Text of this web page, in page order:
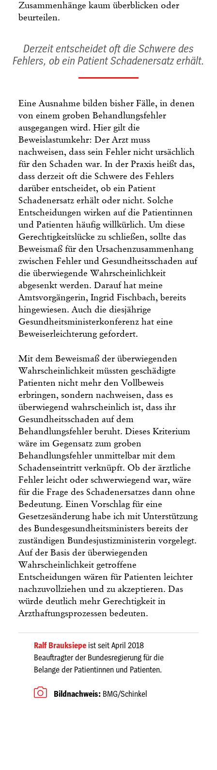
Zusammenhänge kaum überblicken oder
beurteilen.
Derzeit entscheidet oft die Schwere des
Fehlers, ob ein Patient Schadenersatz erhält.
Eine Ausnahme bilden bisher Fälle, in denen
von einem groben Behandlungsfehler
ausgegangen wird. Hier gilt die
Beweislastumkehr: Der Arzt muss
nachweisen, dass sein Fehler nicht ursächlich
für den Schaden war. In der Praxis heißt das,
dass derzeit oft die Schwere des Fehlers
darüber entscheidet, ob ein Patient
Schadenersatz erhält oder nicht. Solche
Entscheidungen wirken auf die Patientinnen
und Patienten häufig willkürlich. Um diese
Gerechtigkeitslücke zu schließen, sollte das
Beweismaß für den Ursachenzusammenhang
zwischen Fehler und Gesundheitsschaden auf
die überwiegende Wahrscheinlichkeit
abgesenkt werden. Darauf hat meine
Amtsvorgängerin, Ingrid Fischbach, bereits
hingewiesen. Auch die diesjährige
Gesundheitsministerkonferenz hat eine
Beweiserleichterung gefordert.
Mit dem Beweismaß der überwiegenden
Wahrscheinlichkeit müssten geschädigte
Patienten nicht mehr den Vollbeweis
erbringen, sondern nachweisen, dass es
überwiegend wahrscheinlich ist, dass ihr
Gesundheitsschaden auf dem
Behandlungsfehler beruht. Dieses Kriterium
wäre im Gegensatz zum groben
Behandlungsfehler unmittelbar mit dem
Schadenseintritt verknüpft. Ob der ärztliche
Fehler leicht oder schwerwiegend war, wäre
für die Frage des Schadenersatzes dann ohne
Bedeutung. Einen Vorschlag für eine
Gesetzesänderung habe ich mit Unterstützung
des Bundesgesundheitsministers bereits der
zuständigen Bundesjustizministerin vorgelegt.
Auf der Basis der überwiegenden
Wahrscheinlichkeit getroffene
Entscheidungen wären für Patienten leichter
nachzuvollziehen und zu akzeptieren. Das
würde deutlich mehr Gerechtigkeit in
Arzthaftungsprozessen bedeuten.
Ralf Brauksiepeist seit April 2018
Beauftragter der Bundesregierung für die
Belange der Patientinnen und Patienten.
Bildnachweis: BMG/Schinkel